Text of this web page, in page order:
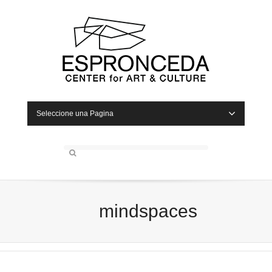
Seleccione una Pagina
mindspaces